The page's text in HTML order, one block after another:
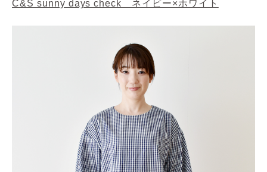
C&S sunny days check ネイビー×ホワイト